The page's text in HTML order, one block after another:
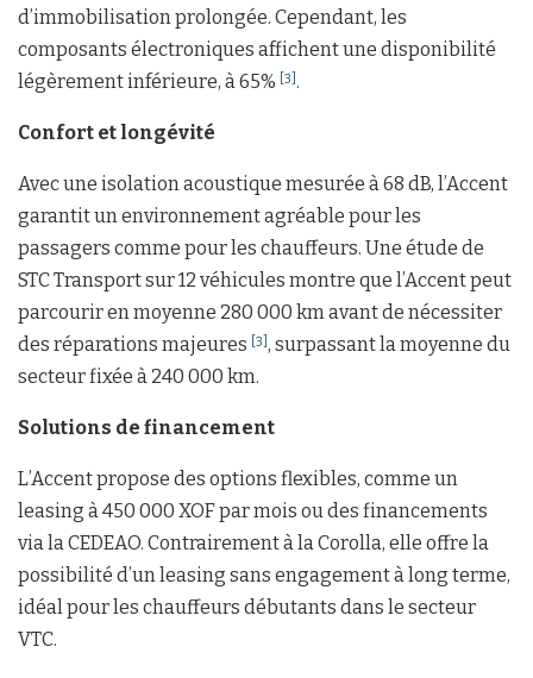
d’immobilisation prolongée. Cependant, les
composants électroniques affichent une disponibilité
légèrement inférieure, à 65%
[3] .
Confort et longévité
Avec une isolation acoustique mesurée à 68 dB, l’Accent
garantit un environnement agréable pour les
passagers comme pour les chauffeurs. Une étude de
STC Transport sur 12 véhicules montre que l’Accent peut
parcourir en moyenne 280 000 km avant de nécessiter
des réparations majeures
[3] , surpassant la moyenne du
secteur fixée à 240 000 km.
Solutions de financement
L’Accent propose des options flexibles, comme un
leasing à 450 000 XOF par mois ou des financements
via la CEDEAO. Contrairement à la Corolla, elle offre la
possibilité d’un leasing sans engagement à long terme,
idéal pour les chauffeurs débutants dans le secteur
VTC.